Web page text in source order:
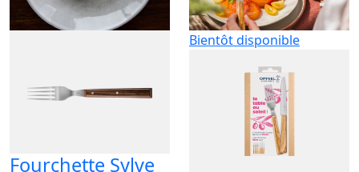
Fourchette Sylve
Bientôt disponible